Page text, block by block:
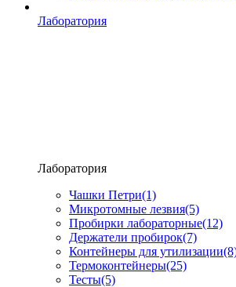
Лаборатория
Лаборатория
Чашки Петри(1)
Микротомные лезвия(5)
Пробирки лабораторные(12)
Держатели пробирок(7)
Контейнеры для утилизации
Термоконтейнеры(25)
Тесты(5)